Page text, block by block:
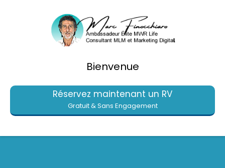
Bienvenue
Réservez maintenant un RV
Gratuit & Sans Engagement